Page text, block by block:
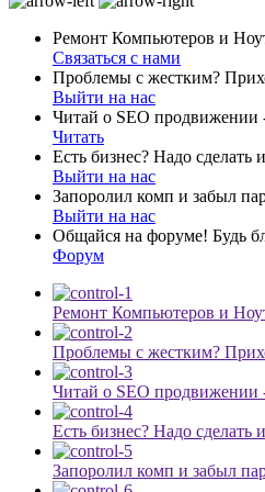
Ремонт Компьютеров и
Связаться с нами
Проблемы с жестким?
Выйти на нас
Читай о SEO продвижении
Читать
Есть бизнес? Надо
Выйти на нас
Запоролил комп и забыл
Выйти на нас
Общайся на форуме! Будь
Форум
Ремонт Компьютеров и
Проблемы с жестким?
Читай о SEO продвижении
Есть бизнес? Надо
Запоролил комп и забыл